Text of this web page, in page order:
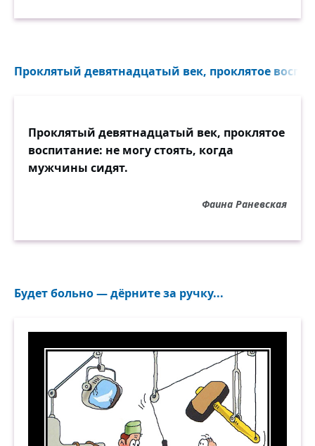
Проклятый девятнадцатый век, проклятое
Проклятый девятнадцатый век, проклятое
воспитание: не могу стоять, когда
мужчины сидят.
Фаина Раневская
Будет больно — дёрните за ручку...